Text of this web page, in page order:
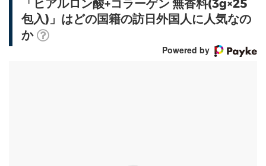
「ヒアルロン酸+コラーゲン 無香料(3g×25
包入)」はどの国籍の訪日外国人に人気なの
か
Powered by